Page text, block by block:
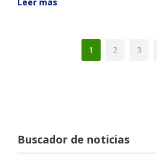
Leer más
1 2 3
Buscador de noticias